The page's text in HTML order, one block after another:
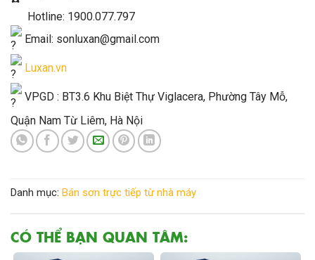
Hotline: 1900.077.797
Email: sonluxan@gmail.com
Luxan.vn
VPGD : BT3.6 Khu Biệt Thự Viglacera, Phường Tây Mỗ,
Quận Nam Từ Liêm, Hà Nội
Danh mục: Bán sơn trực tiếp từ nhà máy
CÓ THỂ BẠN QUAN TÂM: